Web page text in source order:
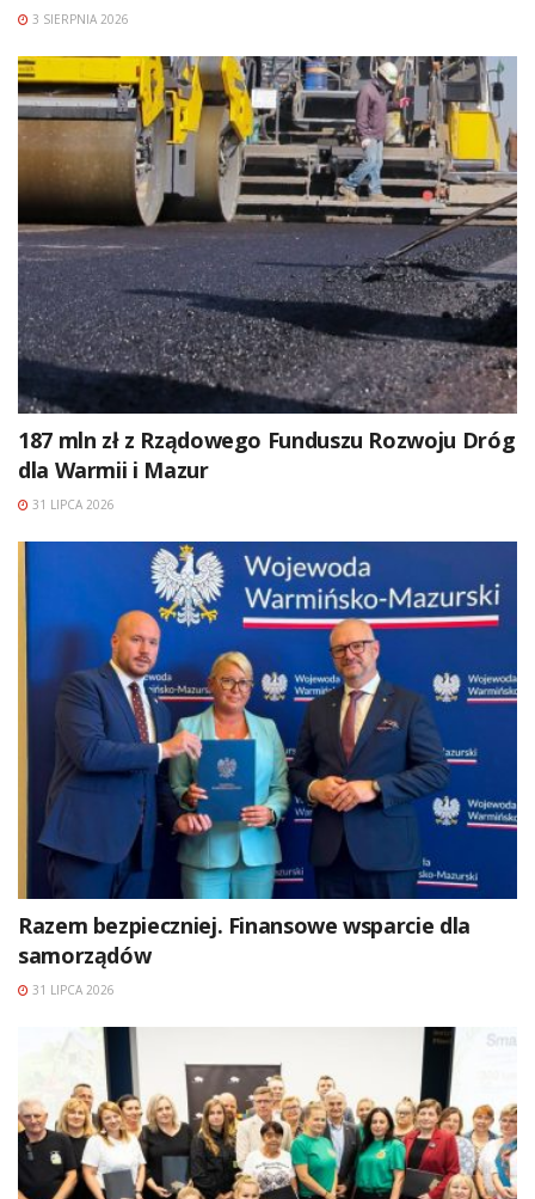
3 SIERPNIA 2026
187 mln zł z Rządowego Funduszu Rozwoju Dróg
dla Warmii i Mazur
31 LIPCA 2026
Razem bezpieczniej. Finansowe wsparcie dla
samorządów
31 LIPCA 2026